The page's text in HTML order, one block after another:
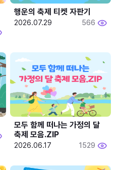
행운의 축제 티켓 자판기
2026.07.29 566
모두 함께 떠나는 가정의 달
축제 모음.ZIP
2026.06.17 1529